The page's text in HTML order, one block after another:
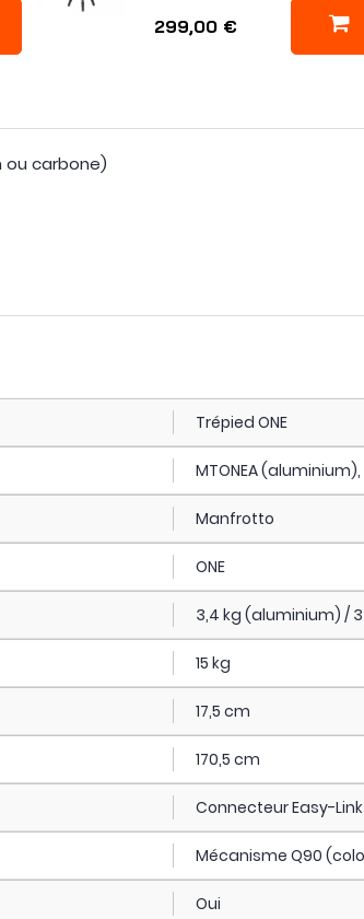
299,00 €
ou carbone)
Trépied ONE
MTONEA
Manfrotto
ONE
3,4 kg (aluminium) /
15 kg
17,5 cm
170,5 cm
Connecteur Easy-Link
Mécanisme Q90
Oui